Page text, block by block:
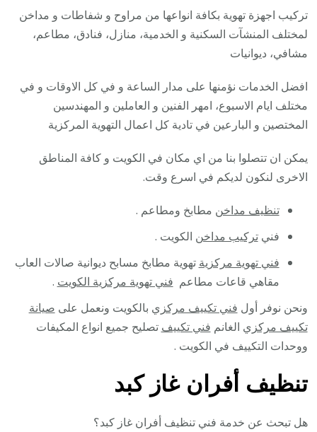
تركيب اجهزة تهوية بكافة انواعها من مراوح و شفاطات و مداخن
لمختلف المنشآت السكنية و الخدمية، منازل، فنادق، مطاعم،
مشافي، ديوانيات
افضل الخدمات نؤمنها على مدار الساعة و في كل الاوقات و في
مختلف ايام الاسبوع، امهر الفنين و العاملين و المهندسين
المختصين و البارعين في تادية كل اعمال التهوية المركزية
يمكن ان تتصلوا بنا من اي مكان في الكويت و كافة المناطق
الاخرى لنكون لديكم في اسرع وقت.
تنظيف مداخن مطابخ ومطاعم .
فنيتركيب مداخن الكويت .
فني تهوية مركزية تهوية مطابخ مسابح ديوانية صالات العاب
مقاهي قاعات مطاعم فني تهوية مركزية الكويت .
ونحن نوفر أول فني تكييف مركزي بالكويت ونعمل على صيانة
تكييف مركزي الغانم فني تكييف تصليح جميع انواع المكيفات
ووحدات التكييف في الكويت .
تنظيف أفران غاز كبد
هل تبحث عن خدمة فني تنظيف أفران غاز كبد؟